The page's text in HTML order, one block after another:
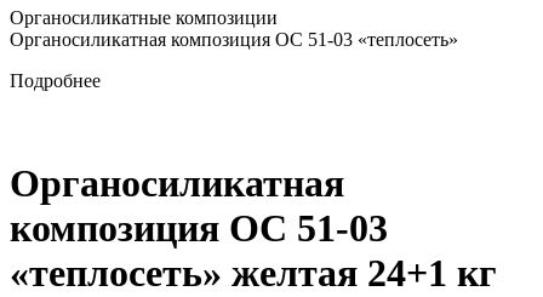
Органосиликатные композиции
Органосиликатная композиция ОС 51-03 «теплосеть»
Подробнее
Органосиликатная
композиция ОС 51-03
«теплосеть» желтая 24+1 кг